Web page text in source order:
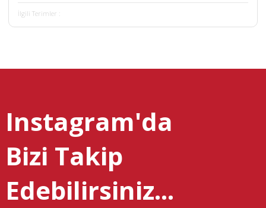
İlgili Terimler :
Instagram'da
Bizi Takip
Edebilirsiniz...